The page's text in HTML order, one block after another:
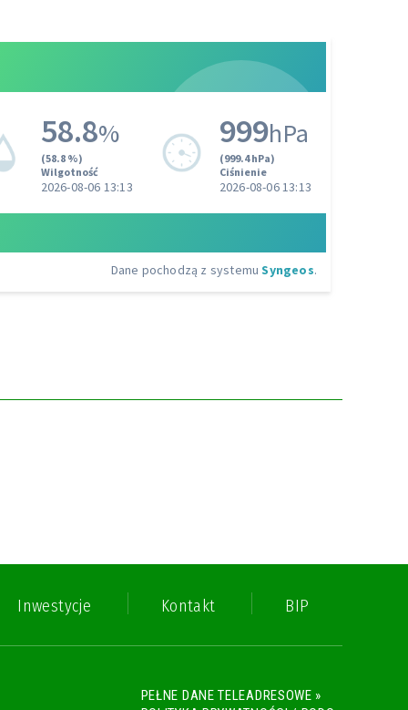
Inwestycje Kontakt BIP
PEŁNE DANE TELEADRESOWE »